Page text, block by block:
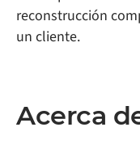
reconstrucción
un cliente.
Acerca